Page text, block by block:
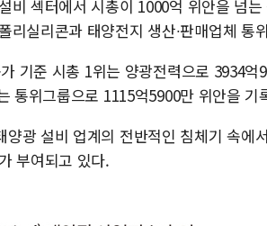
비 섹터에서 시총이 1000억 위안을 넘
리실리콘과 태양전지 생산∙판매업체
기준 시총 1위는 양광전력으로 3934
통위그룹으로 1115억5900만 위안을 기
양광 설비 업계의 전반적인 침체기 속에
부여되고 있다.